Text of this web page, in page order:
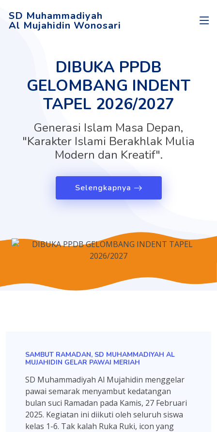
SD Muhammadiyah
Al Mujahidin Wonosari
DIBUKA PPDB
GELOMBANG INDENT
TAPEL 2026/2027
Generasi Islam Masa Depan,
"Karakter Islami Berakhlak Mulia
Modern dan Kreatif".
Selengkapnya
SAMBUT RAMADAN, SD MUHAMMADIYAH AL
MUJAHIDIN GELAR PAWAI MERIAH
SD Muhammadiyah Al Mujahidin menggelar
pawai semarak menyambut kedatangan
bulan suci Ramadan pada Kamis, 27 Februari
2025. Kegiatan ini diikuti oleh seluruh siswa
kelas 1-6. Tak kalah Ruka Ruki, icon yang